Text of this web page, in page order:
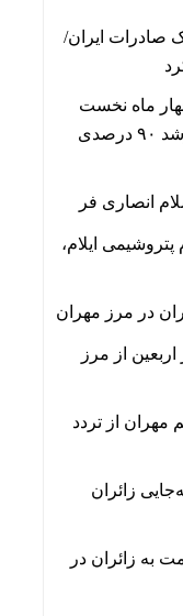
صادرات ایران/
ماه نخست
امسال از ۱۴.۵ همت گذشت/ رشد ۹۰ درصدی
انصاری فر
ایلام،
در مرز مهران
اربعین از مرز
از تردد
زائران
به زائران در